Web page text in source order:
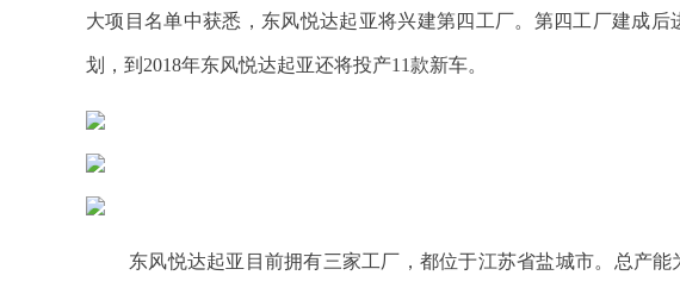
大项目名单中获悉，东风悦达起亚将兴建第四工厂。第四工厂建成
划，到2018年东风悦达起亚还将投产11款新车。
东风悦达起亚目前拥有三家工厂，都位于江苏省盐城市。总产能